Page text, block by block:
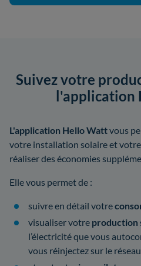
Suivez votre
l'application
L'application Hello Wattvous
votre installation solaire et
réaliser des économies
Elle vous permet de :
suivre en détail votre
visualiser votre production
l’électricité que vous
vous réinjectez sur le